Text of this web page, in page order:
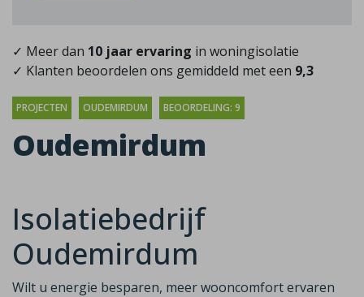
✓ Meer dan 10 jaar ervaring in woningisolatie
✓ Klanten beoordelen ons gemiddeld met een 9,3
PROJECTEN OUDEMIRDUM BEOORDELING: 9
Oudemirdum
Isolatiebedrijf
Oudemirdum
Wilt u energie besparen, meer wooncomfort ervaren